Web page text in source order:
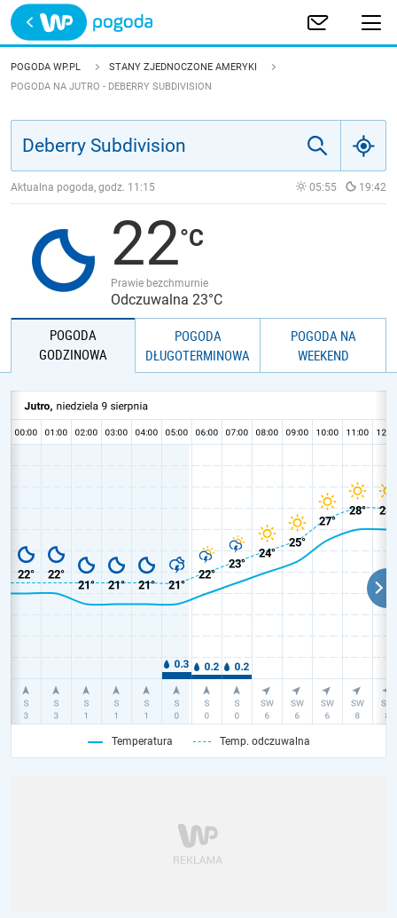
Trwa ładowanie
POLSKA
JAKOŚĆ POWIETRZA
POGODA WP.PL
STANY ZJEDNOCZONE AMERYKI
POGODA NA JUTRO - DEBERRY SUBDIVISION
Aktualna pogoda, godz. 11:15 05:55 19:42
22
Prawie bezchmurnie
Odczuwalna 23°C
POGODA
GODZINOWA
POGODA
DŁUGOTERMINOWA
POGODA NA
WEEKEND
Temperatura Temp. odczuwalna